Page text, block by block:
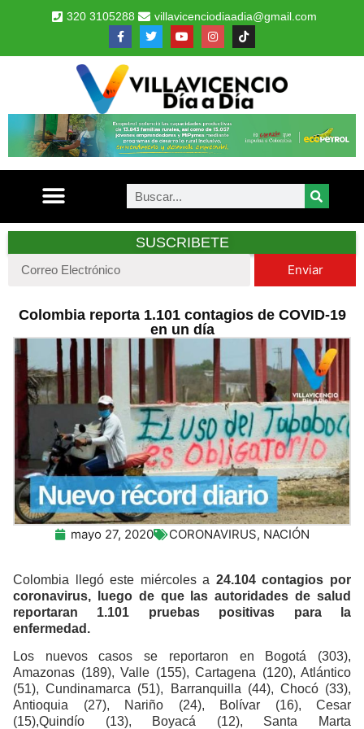
320 3105288 villavicenciodiaadia@gmail.com
SUSCRIBETE
Enviar
Colombia reporta 1.101 contagios de COVID-19
en un día
mayo 27, 2020 CORONAVIRUS, NACIÓN
Colombia llegó este miércoles a 24.104 contagios por
coronavirus, luego de que las autoridades de salud
reportaran 1.101 pruebas positivas para la
enfermedad.
Los nuevos casos se reportaron en Bogotá (303),
Amazonas (189), Valle (155), Cartagena (120), Atlántico
(51), Cundinamarca (51), Barranquilla (44), Chocó (33),
Antioquia (27), Nariño (24), Bolívar (16), Cesar
(15),Quindío (13), Boyacá (12), Santa Marta